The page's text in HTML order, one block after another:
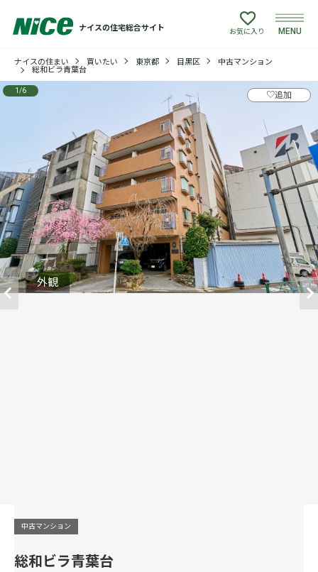
ナイスの住宅総合サイト
買いたい
売りたい
建てたい
リフォームしたい
借りたい
貸したい
店舗情報
お気に入り MENU
ナイスの住まい 買いたい 東京都 目黒区
中古マンション
総和ビラ青葉台
♡追加
1 /6
外観
中古マンション
総和ビラ青葉台